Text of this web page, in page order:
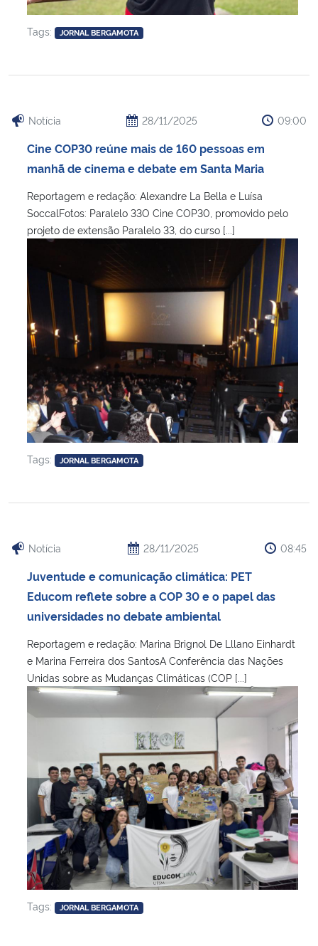
Tags: JORNAL BERGAMOTA
Notícia 28/11/2025 09:00
Cine COP30 reúne mais de 160 pessoas em
manhã de cinema e debate em Santa Maria
Reportagem e redação: Alexandre La Bella e Luísa
SoccalFotos: Paralelo 33O Cine COP30, promovido pelo
projeto de extensão Paralelo 33, do curso [...]
Tags: JORNAL BERGAMOTA
Notícia 28/11/2025 08:45
Juventude e comunicação climática: PET
Educom reflete sobre a COP 30 e o papel das
universidades no debate ambiental
Reportagem e redação: Marina Brignol De Lllano Einhardt
e Marina Ferreira dos SantosA Conferência das Nações
Unidas sobre as Mudanças Climáticas (COP [...]
Tags: JORNAL BERGAMOTA